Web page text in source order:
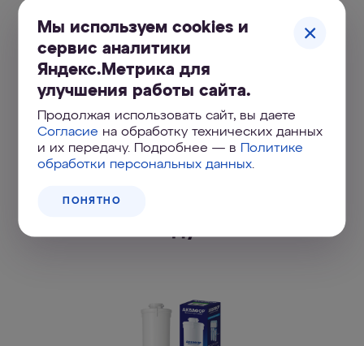
Портал
поддержки
УЗНАТЬ БОЛЬШЕ
Подходящие сменные
Мы используем cookies и
сервис аналитики
Яндекс.Метрика для
улучшения работы сайта.
Продолжая использовать сайт, вы даете
Согласие на обработку технических данных
и их передачу. Подробнее — в Политике
обработки персональных данных
ПОНЯТНО